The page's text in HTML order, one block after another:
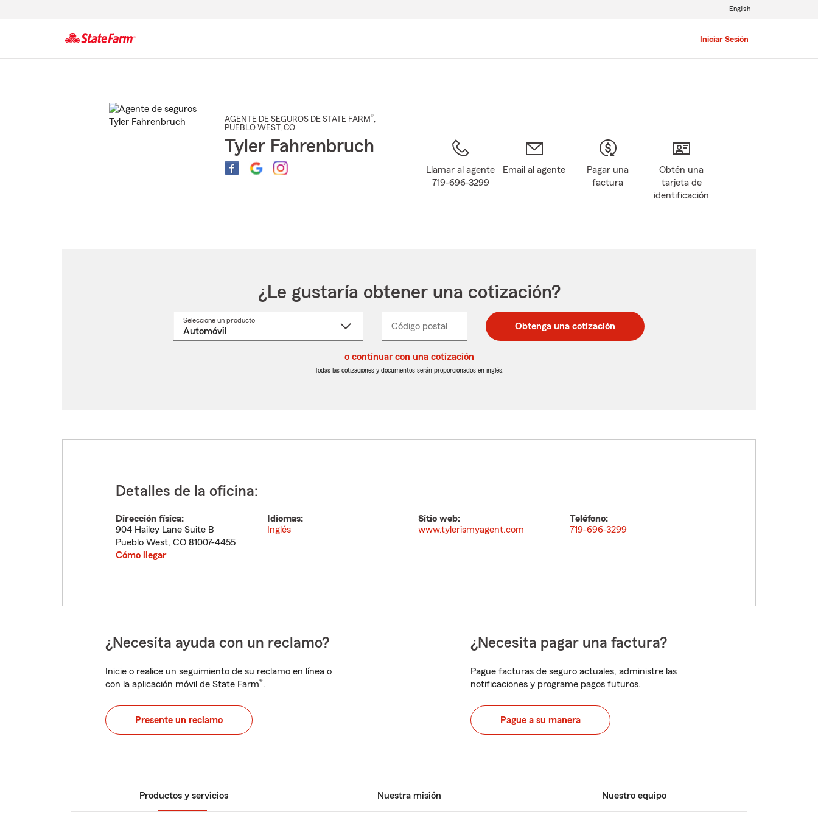
Iniciar Sesión
English
AGENTE DE SEGUROS DE STATE FARM®,
PUEBLO WEST , CO
Tyler Fahrenbruch
Llamar al agente
719-696-3299
Email al agente
Pagar una
factura
Obtén una
tarjeta de
identificación
¿Le gustaría obtener una cotización?
Seleccione un productoSeleccione
Código postal
postal
de
postal
de
_____ Obtenga una cotización
o continuar con una cotización
Todas las cotizaciones y documentos serán proporcionados en inglés.
Detalles de la oficina:
Dirección física:
904 Hailey Lane Suite B
Pueblo West, CO 81007-4455
Cómo llegar
Idiomas:
Inglés
Sitio web:
www.tylerismyagent.com
Teléfono:
719-696-3299
¿Necesita ayuda con un reclamo?
Inicie o realice un seguimiento de su reclamo en línea o
con la aplicación móvil de State Farm®.
Presente un reclamo
¿Necesita pagar una factura?
Pague facturas de seguro actuales, administre las
notificaciones y programe pagos futuros.
Pague a su manera
Productos y servicios Nuestra misión Nuestro equipo